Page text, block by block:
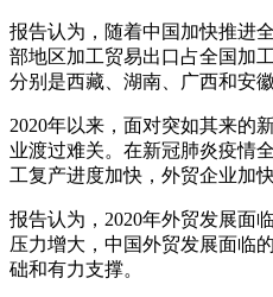
报告认为，随着中国加快推进
部地区加工贸易出口占全国加
分别是西藏、湖南、广西和安
2020年以来，面对突如其来的
业渡过难关。在新冠肺炎疫情
工复产进度加快，外贸企业加
报告认为，2020年外贸发展面
压力增大，中国外贸发展面临
础和有力支撑。